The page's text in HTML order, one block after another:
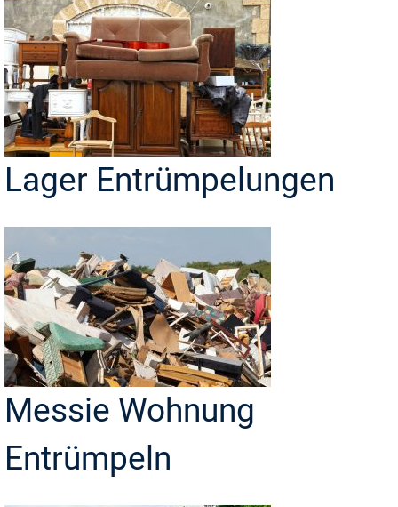
Lager Entrümpelungen
Messie Wohnung
Entrümpeln